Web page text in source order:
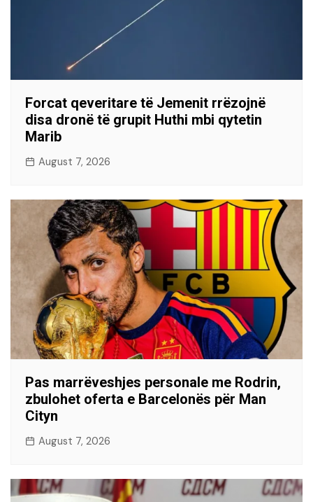
Forcat qeveritare të Jemenit rrëzojnë
disa dronë të grupit Huthi mbi qytetin
Marib
August 7, 2026
Pas marrëveshjes personale me Rodrin,
zbulohet oferta e Barcelonës për Man
Cityn
August 7, 2026